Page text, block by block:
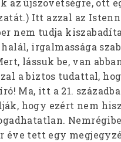
Itt azzal az
nem tudja
irgalmassága
lássuk be, van
a biztos tudattal,
Ma, itt a 21.
hogy ezért nem
éve tett egy